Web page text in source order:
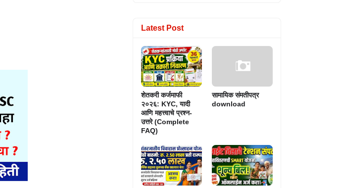
Latest Post
शेतकरी कर्जमाफी
२०२६: KYC, यादी
आणि महत्त्वाचे प्रश्न-
उत्तरे (Complete
FAQ)
सामायिक संमतीपत्र
download